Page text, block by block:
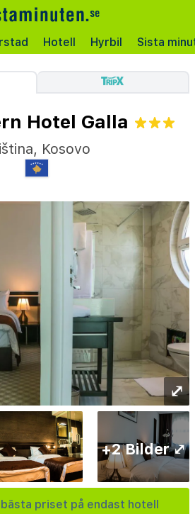
Hotell Hyrbil Sista
Hotel Galla
, Kosovo
⤢
priset på endast hotell
+2 Bilder ⤢